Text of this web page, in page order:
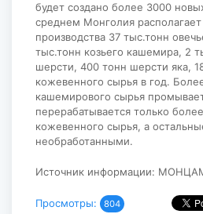
будет создано более 3000
среднем Монголия
производства 37 тыс.тонн
тыс.тонн козьего кашемира, 2
шерсти, 400 тонн шерсти яка,
кожевенного сырья в год.
кашемирового сырья
перерабатывается только
кожевенного сырья, а
необработанными.
Источник информации:
Просмотры: 804